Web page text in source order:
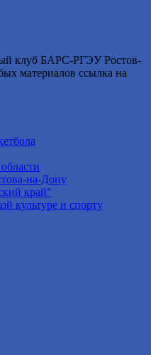
клуб БАРС-РГЭУ Ростов-
материалов ссылка на
на-Дону
край"
культуре и спорту